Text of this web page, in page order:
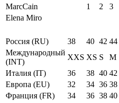
MarcCain
1 2 3
Elena Miro
Россия (RU)
38 40 42 44
Международный
(INT)
XXS XS S M
Италия (IT)
36 38 40 42
Европа (EU)
32 34 36 38
Франция (FR)
34 36 38 40